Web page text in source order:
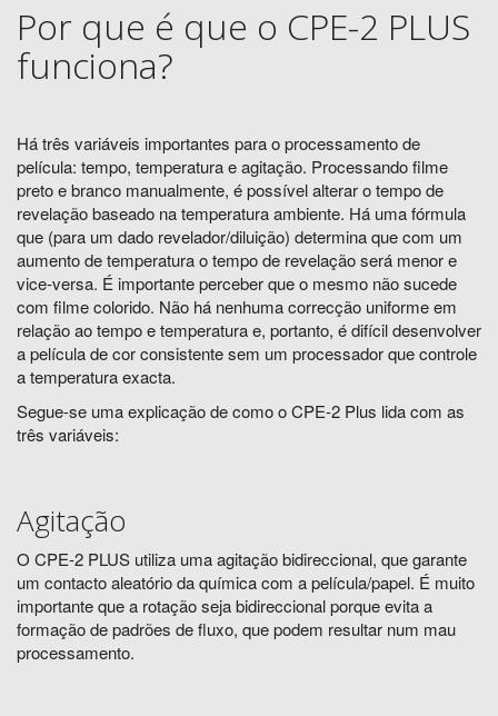
Por que é que o CPE-2 PLUS
funciona?
Há três variáveis ​​importantes para o processamento de
película: tempo, temperatura e agitação. Processando filme
preto e branco manualmente, é possível alterar o tempo de
revelação baseado na temperatura ambiente. Há uma fórmula
que (para um dado revelador/diluição) determina que com um
aumento de temperatura o tempo de revelação será menor e
vice-versa. É importante perceber que o mesmo não sucede
com filme colorido. Não há nenhuma correcção uniforme em
relação ao tempo e temperatura e, portanto, é difícil desenvolver
a película de cor consistente sem um processador que controle
a temperatura exacta.
Segue-se uma explicação de como o CPE-2 Plus lida com as
três variáveis:
Agitação
O CPE-2 PLUS utiliza uma agitação bidireccional, que garante
um contacto aleatório da química com a película/papel. É muito
importante que a rotação seja bidireccional porque evita a
formação de padrões de fluxo, que podem resultar num mau
processamento.